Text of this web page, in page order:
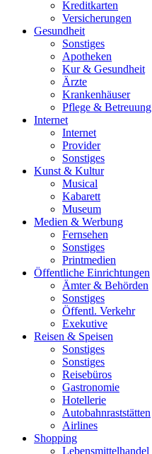
Kreditkarten
Versicherungen
Gesundheit
Sonstiges
Apotheken
Kur & Gesundheit
Ärzte
Krankenhäuser
Pflege & Betreuung
Internet
Internet
Provider
Sonstiges
Kunst & Kultur
Musical
Kabarett
Museum
Medien & Werbung
Fernsehen
Sonstiges
Printmedien
Öffentliche Einrichtungen
Ämter & Behörden
Sonstiges
Öffentl. Verkehr
Exekutive
Reisen & Speisen
Sonstiges
Sonstiges
Reisebüros
Gastronomie
Hotellerie
Autobahnraststätten
Airlines
Shopping
Lebensmittelhandel